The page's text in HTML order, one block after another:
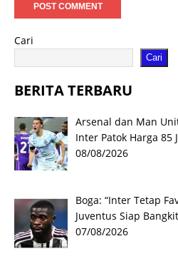
Cari
Cari
BERITA TERBARU
Arsenal dan Man
Inter Patok Harga 85
08/08/2026
Boga: “Inter Tetap
Juventus Siap
07/08/2026